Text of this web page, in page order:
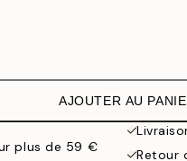
AJOUTER AU
plus de 59 €
Retour